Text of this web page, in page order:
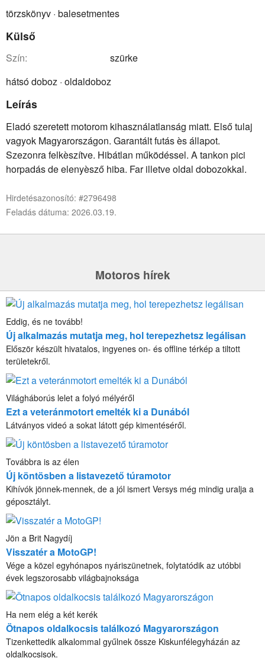
törzskönyv · balesetmentes
Külső
szín:
szürke
hátsó doboz · oldaldoboz
Leírás
Eladó szeretett motorom kihasználatlanság miatt. Első tulaj
vagyok Magyarországon. Garantált futás ès állapot.
Szezonra felkèszítve. Hibátlan működéssel. A tankon pici
horpadás de elenyèsző hiba. Far illetve oldal dobozokkal.
Hirdetésazonosító: #2796498
Feladás dátuma: 2026.03.19.
Motoros hírek
Eddig, és ne tovább!
Új alkalmazás mutatja meg, hol terepezhetsz legálisan
Először készült hivatalos, ingyenes on- és offline térkép a tiltott
területekről.
Világháborús lelet a folyó mélyéről
Ezt a veteránmotort emelték ki a Dunából
Látványos videó a sokat látott gép kimentéséről.
Továbbra is az élen
Új köntösben a listavezető túramotor
Kihívók jönnek-mennek, de a jól ismert Versys még mindig uralja a
géposztályt.
Jön a Brit Nagydíj
Visszatér a MotoGP!
Vége a közel egyhónapos nyáriszünetnek, folytatódik az utóbbi
évek legszorosabb világbajnoksága
Ha nem elég a két kerék
Ötnapos oldalkocsis találkozó Magyarországon
Tizenkettedik alkalommal gyűlnek össze Kiskunfélegyházán az
oldalkocsisok.